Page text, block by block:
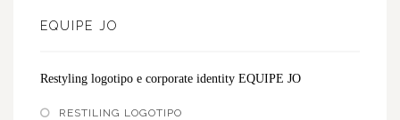
EQUIPE JO
Restyling logotipo e corporate identity EQUIPE JO
RESTILING LOGOTIPO